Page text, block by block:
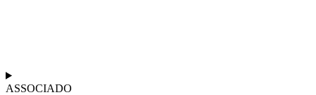
ASSOCIADO